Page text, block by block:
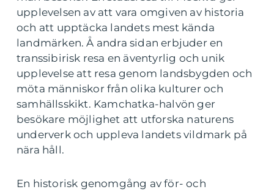
upplevelsen av att vara omgiven av historia
och att upptäcka landets mest kända
landmärken. Å andra sidan erbjuder en
transsibirisk resa en äventyrlig och unik
upplevelse att resa genom landsbygden och
möta människor från olika kulturer och
samhällsskikt. Kamchatka-halvön ger
besökare möjlighet att utforska naturens
underverk och uppleva landets vildmark på
nära håll.
En historisk genomgång av för- och